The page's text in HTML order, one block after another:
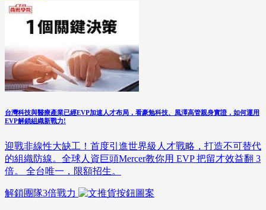
台灣科技與醫療產業已經EVP加速人才布局，看豪勉科技、風澤高管親身實證，如何運用
EVP解鎖組織新戰力!
迎戰非線性大缺工！首度引進世界級人才戰略，打造不可替代
的組織防線。全球人資巨頭Mercer教你用 EVP 把留才效益翻 3
倍。 全台唯一，限額招生。
解鎖團隊3倍戰力